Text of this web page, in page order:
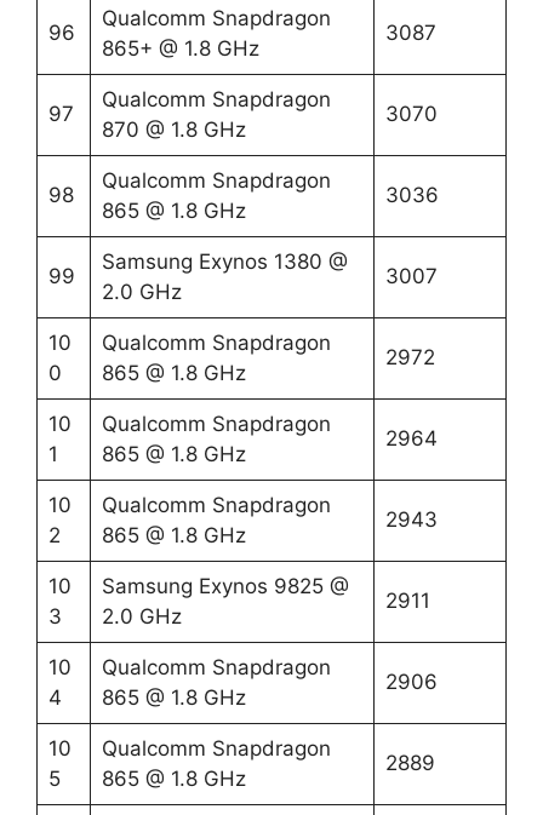
96
Qualcomm Snapdragon
865+ @ 1.8 GHz
3087
97
Qualcomm Snapdragon
870 @ 1.8 GHz
3070
98
Qualcomm Snapdragon
865 @ 1.8 GHz
3036
99
Samsung Exynos 1380 @
2.0 GHz
3007
10
0
Qualcomm Snapdragon
865 @ 1.8 GHz
2972
10
1
Qualcomm Snapdragon
865 @ 1.8 GHz
2964
10
2
Qualcomm Snapdragon
865 @ 1.8 GHz
2943
10
3
Samsung Exynos 9825 @
2.0 GHz
2911
10
4
Qualcomm Snapdragon
865 @ 1.8 GHz
2906
10
5
Qualcomm Snapdragon
865 @ 1.8 GHz
2889